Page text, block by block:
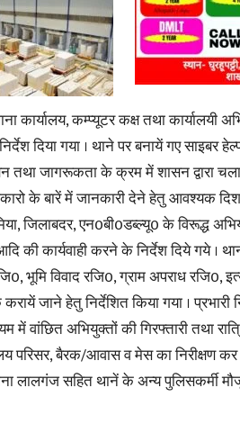
कार्यालय, कम्प्यूटर कक्ष तथा
दिया गया । थाने पर बनायें गए साइबर
तथा जागरूकता के क्रम में शासन द्वारा
के बारें में जानकारी देने हेतु आवश्यक दिशा-
जिलाबदर, एन0बी0डब्ल्यू0 के विरूद्ध
की कार्यवाही करने के निर्देश दिये गये ।
भूमि विवाद रजि0, ग्राम अपराध रजि0,
जाने हेतु निर्देशित किया गया । प्रभारी
में वांछित अभियुक्तों की गिरफ्तारी तथा
परिसर, बैरक/आवास व मेस का निरीक्षण
लालगंज सहित थानें के अन्य पुलिसकर्मी